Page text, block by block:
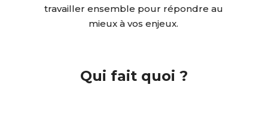
travailler ensemble pour répondre au
mieux à vos enjeux.
Qui fait quoi ?